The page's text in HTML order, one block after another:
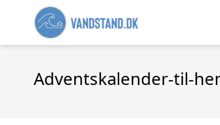
Adventskalender-til-